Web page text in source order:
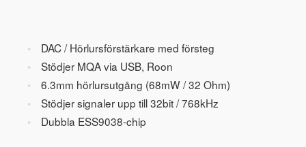
DAC / Hörlursförstärkare med försteg
Stödjer MQA via USB, Roon
6.3mm hörlursutgång (68mW / 32 Ohm)
Stödjer signaler upp till 32bit / 768kHz
Dubbla ESS9038-chip